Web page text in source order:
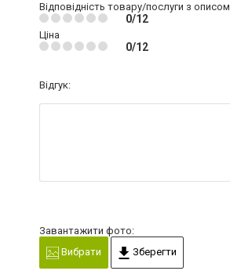
Відповідність товару/послуги з описом
0/12
Ціна
0/12
Відгук:
Завантажити фото:
Вибрати
Зберегти